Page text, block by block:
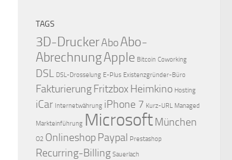
TAGS
3D-DruckerAboAbo-
AbrechnungApple Bitcoin Coworking
DSL DSL-Drosselung E-Plus Existenzgründer-Büro
Fakturierung Fritzbox Heimkino Hosting
iCar Internetwährung iPhone 7 Kurz-URL Managed
Markteinführung Microsoft München
O2 Onlineshop Paypal Prestashop
Recurring-Billing Sauerlach